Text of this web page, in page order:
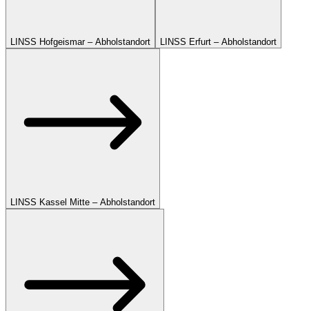
LINSS Hofgeismar – Abholstandort LINSS Erfurt – Abholstandort
LINSS Kassel Mitte – Abholstandort